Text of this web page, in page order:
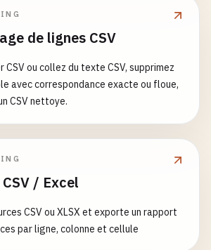
de lignes CSV
CSV ou collez du texte CSV, supprimez
avec correspondance exacte ou floue,
CSV nettoye.
/ Excel
CSV ou XLSX et exporte un rapport
par ligne, colonne et cellule